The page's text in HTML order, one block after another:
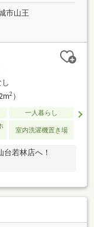
市山王
し
2）
一人暮らし
室内洗濯機置き場
若林店へ！